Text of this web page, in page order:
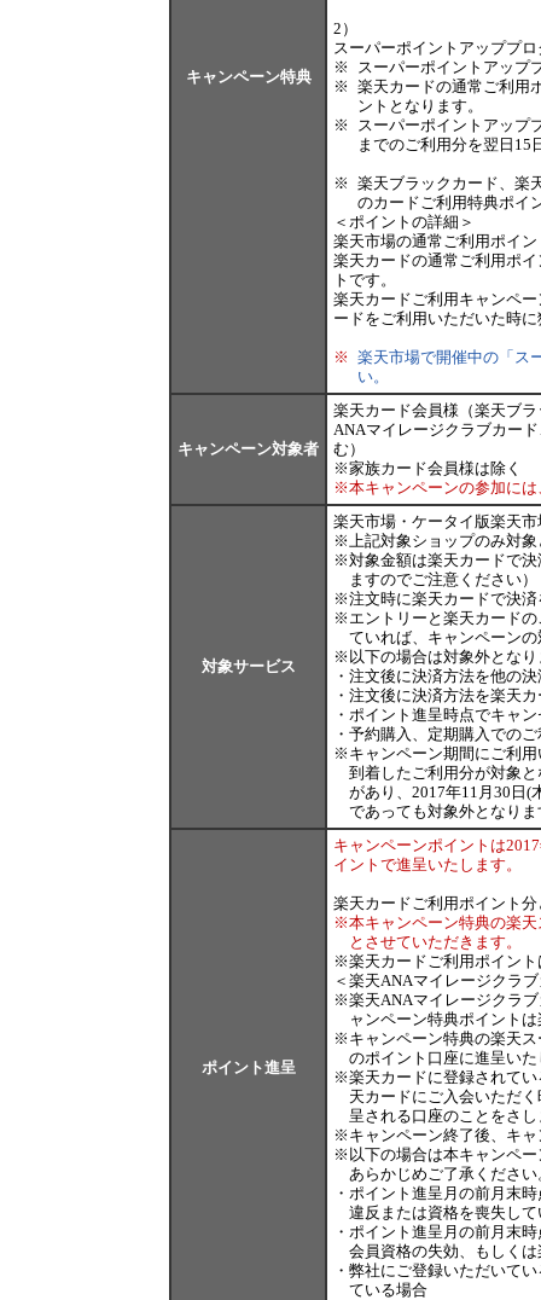
キャンペーン特典
2 ）
スーパーポイントアッププ
※
スーパーポイントアップ
※ 楽天カードの通常ご利用
ントとなります。
※
スーパーポイントアップ
までのご利用分を翌日15
※ 楽天ブラックカード、楽
のカードご利用特典ポイ
＜ポイントの詳細＞
楽天市場の通常ご利用ポイ
楽天カードの通常ご利用ポ
トです。
楽天カードご利用キャンペ
ードをご利用いただいた時
※ 楽天市場で開催中の「ス
い。
キャンペーン対象者
楽天カード会員様（楽天ブ
ANAマイレージクラブカー
む）
※家族カード会員様は除く
※本キャンペーンの参加に
対象サービス
楽天市場・ケータイ版楽天
※ 上記対象ショップのみ対
※対象金額は楽天カードで
ますのでご注意ください）
※注文時に楽天カードで決
※ エントリーと楽天カード
ていれば、キャンペーン
※ 以下の場合は対象外とな
・ 注文後に決済方法を他の
・ 注文後に決済方法を楽天
・ ポイント進呈時点でキャ
・ 予約購入、定期購入でのご
※ キャンペーン期間にご利
到着したご利用分が対象
があり、2017年11月30日(
であっても対象外となり
ポイント進呈
キャンペーンポイントは
イントで進呈いたします。
楽天カードご利用ポイント
※本キャンペーン特典の楽
とさせていただきます。
※楽天カードご利用ポイン
＜楽天ANAマイレージクラ
※楽天ANAマイレージクラ
ャンペーン特典ポイント
※ キャンペーン特典の楽天
のポイント口座に進呈い
※楽天カードに登録されて
天カードにご入会いただ
呈される口座のことをさ
※ キャンペーン終了後、キ
※ 以下の場合は本キャンペ
あらかじめご了承ください
・ ポイント進呈月の前月末
違反または資格を喪失し
・ ポイント進呈月の前月末
会員資格の失効、もしく
・ 弊社にご登録いただいて
ている場合